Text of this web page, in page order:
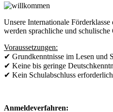
Unsere Internationale
werden sprachliche und
Voraussetzungen:
✔ Grundkenntnisse im Lesen und
✔ Keine bis geringe
✔ Kein Schulabschluss erforderlich
Anmeldeverfahren: